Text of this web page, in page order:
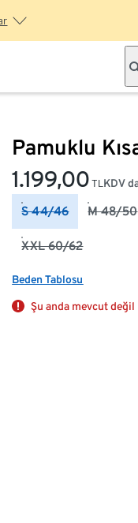
Pamuklu
1.199,00 TLKDV
S 44/46 M 48/50
XXL 60/62
Beden Tablosu
Şu anda mevcut değil